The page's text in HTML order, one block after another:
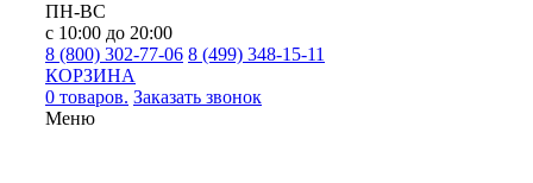
ПН-ВС
с 10:00 до 20:00
8 (800) 302-77-06 8 (499) 348-15-11
КОРЗИНА
0 товаров. Заказать звонок
Меню